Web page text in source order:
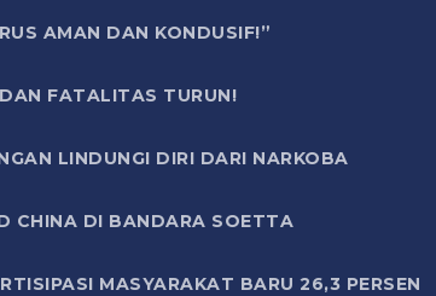
AMAN DAN KONDUSIF!”
FATALITAS TURUN!
LINDUNGI DIRI DARI NARKOBA
CHINA DI BANDARA SOETTA
MASYARAKAT BARU 26,3 PERSEN